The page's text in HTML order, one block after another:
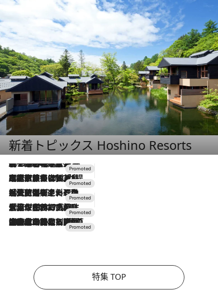
新着トピックス Hoshino Resorts
2026.8.7
【トンボの足水浴】ヒノキの香りに包まれて涼感マックス！約13℃の湧水かけ流しを避暑地「星野温泉 トンボの湯」で体験
2026.7.31
【ホテル帰省】という選択肢をOMOが提案。家族とほどよい距離を保つには「昼は実家、夜は気兼ねなくホテルで！」
2026.7.24
【夏限定ディナーコース】旬を迎える稚鮎や花ズッキーニなどをイタリア・トスカーナの郷土料理の手法で満喫！
2026.7.17
「土佐和ハーブかき氷」がOMO7高知に登場！生姜、山椒、大葉など目にも舌にも涼を呼ぶ郷土の味
2026.7.10
NEW OPEN！【界 草津】名湯の地に誕生。趣の異なる2種の温泉と上州ならではの会席・蕎麦割烹など美食を味わう究極の癒やし旅
特集 TOP